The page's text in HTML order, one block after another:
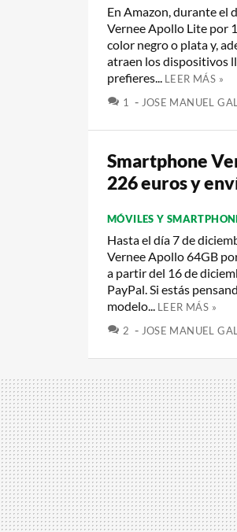
En Amazon, durante el
Vernee Apollo Lite por
color negro o plata y,
atraen los dispositivos
prefieres... LEER MÁS »
1
COMENTARIOS
JOSE MANUEL
Smartphone
226 euros y
MÓVILES Y
Hasta el día 7 de
Vernee Apollo 64GB
a partir del 16 de
PayPal. Si estás
modelo... LEER MÁS »
2 COMENTARIOS
JOSE MANUEL